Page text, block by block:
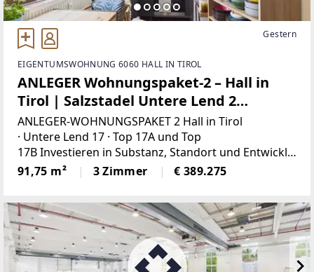
Gestern
EIGENTUMSWOHNUNG 6060 HALL IN TIROL
ANLEGER Wohnungspaket-2 – Hall in
Tirol | Salzstadel Untere Lend 2
Wohneinheiten | 91,75 m² Nutzfläche
ANLEGER-WOHNUNGSPAKET 2 Hall in Tirol
· Untere Lend 17 · Top 17A und Top
17B Investieren in Substanz, Standort und Entwicklu
ngsspielraum.Das angebotene Wohnungseigentum
91,75 m² 3 Zimmer € 389.275